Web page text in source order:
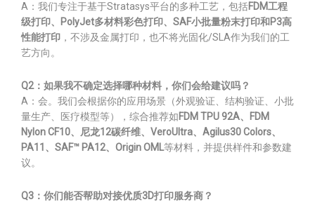
A：我们专注于基于Stratasys平台的多种工艺，包括FDM工程
级打印、PolyJet多材料彩色打印、SAF小批量粉末打印和P3高
性能打印 ，不涉及金属打印，也不将光固化/SLA作为我们的工
艺方向。
Q2：如果我不确定选择哪种材料，你们会给建议吗？
A：会。我们会根据你的应用场景（外观验证、结构验证、小批
量生产、医疗模型等），综合推荐如FDM TPU 92A、FDM
Nylon CF10、尼龙12碳纤维、VeroUltra、Agilus30 Colors、
PA11、SAF™ PA12、Origin OML等材料，并提供样件和参数建
议。
Q3：你们能否帮助对接优质3D打印服务商？